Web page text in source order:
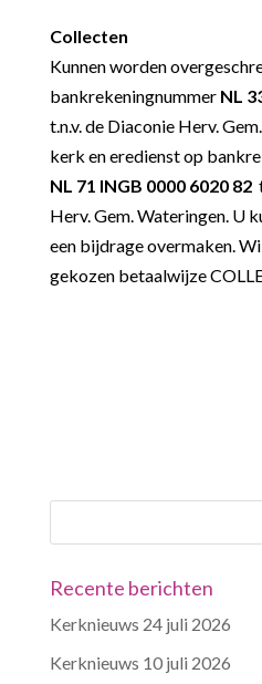
Collecten
Kunnen worden
bankrekeningnummer NL
t.n.v. de Diaconie Herv.
kerk en eredienst op
NL 71 INGB 0000 6020 82
Herv. Gem. Wateringen. U
een bijdrage overmaken.
gekozen betaalwijze
Recente berichten
Kerknieuws 24 juli 2026
Kerknieuws 10 juli 2026